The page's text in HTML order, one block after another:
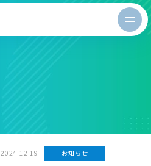
2024.12.19 お知らせ